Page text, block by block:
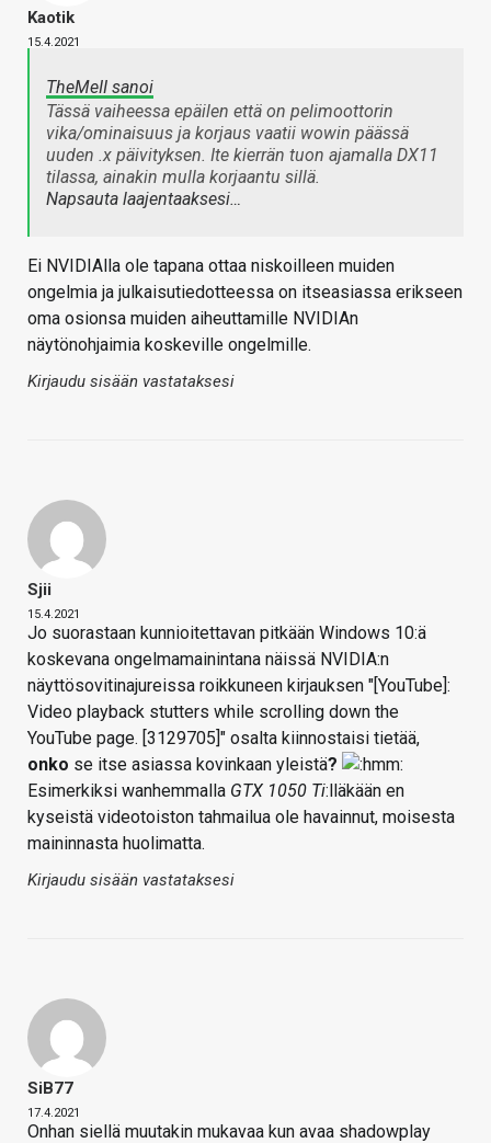
Kaotik
15.4.2021
TheMeII sanoi
Tässä vaiheessa epäilen että on pelimoottorin
vika/ominaisuus ja korjaus vaatii wowin päässä
uuden .x päivityksen. Ite kierrän tuon ajamalla DX11
tilassa, ainakin mulla korjaantu sillä.
Napsauta laajentaaksesi…
Ei NVIDIAlla ole tapana ottaa niskoilleen muiden
ongelmia ja julkaisutiedotteessa on itseasiassa erikseen
oma osionsa muiden aiheuttamille NVIDIAn
näytönohjaimia koskeville ongelmille.
Kirjaudu sisään vastataksesi
Sjii
15.4.2021
Jo suorastaan kunnioitettavan pitkään Windows 10:ä
koskevana ongelmamainintana näissä NVIDIA:n
näyttösovitinajureissa roikkuneen kirjauksen "[YouTube]:
Video playback stutters while scrolling down the
YouTube page. [3129705]" osalta kiinnostaisi tietää,
onko se itse asiassa kovinkaan yleistä?
Esimerkiksi wanhemmalla GTX 1050 Ti:lläkään en
kyseistä videotoiston tahmailua ole havainnut, moisesta
maininnasta huolimatta.
Kirjaudu sisään vastataksesi
SiB77
17.4.2021
Onhan siellä muutakin mukavaa kun avaa shadowplay